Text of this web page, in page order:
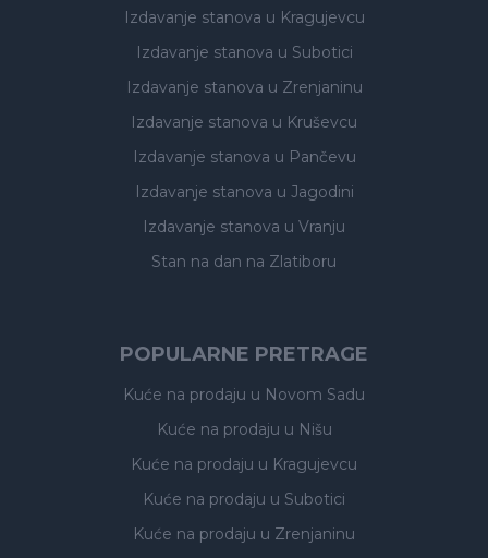
Izdavanje stanova u Kragujevcu
Izdavanje stanova u Subotici
Izdavanje stanova u Zrenjaninu
Izdavanje stanova u Kruševcu
Izdavanje stanova u Pančevu
Izdavanje stanova u Jagodini
Izdavanje stanova u Vranju
Stan na dan na Zlatiboru
POPULARNE PRETRAGE
Kuće na prodaju u Novom Sadu
Kuće na prodaju u Nišu
Kuće na prodaju u Kragujevcu
Kuće na prodaju u Subotici
Kuće na prodaju u Zrenjaninu